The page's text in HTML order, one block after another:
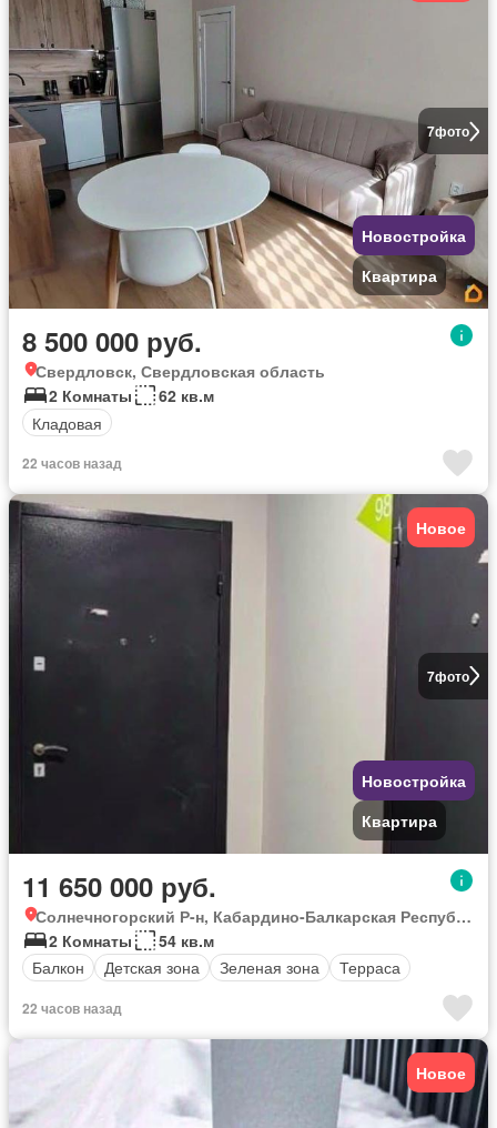
7фото
Новостройка
Квартира
8 500 000 руб.
Свердловск, Свердловская область
2 Комнаты
62 кв.м
Кладовая
22 часов назад
7фото
Новое
Новостройка
Квартира
11 650 000 руб.
Солнечногорский Р-н, Кабардино-Балкарская Республика
2 Комнаты
54 кв.м
Балкон
Детская зона Зеленая зона Терраса
22 часов назад
Новое